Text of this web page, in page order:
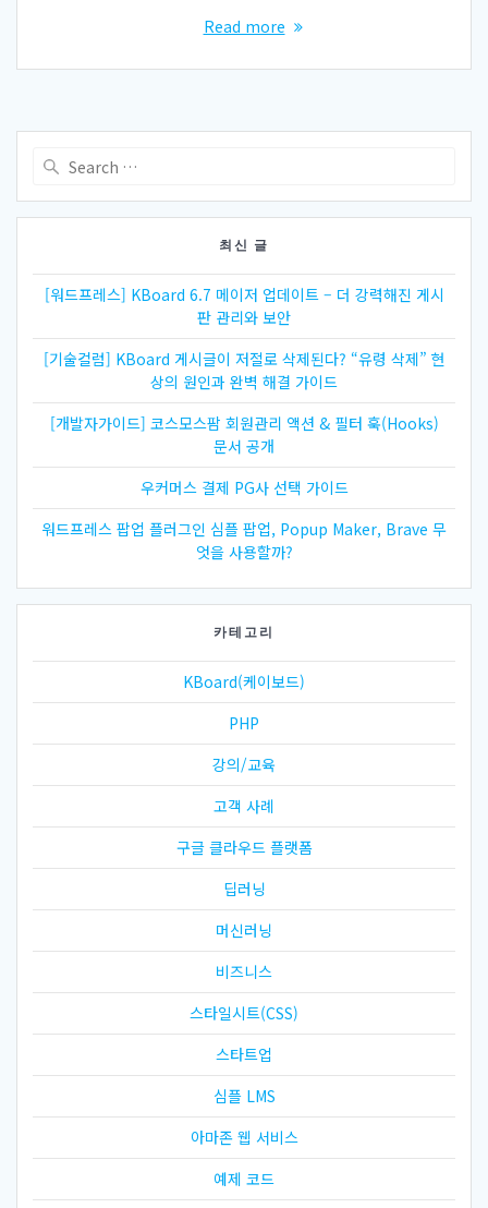
Read more
최신 글
[워드프레스] KBoard 6.7 메이저 업데이트 – 더 강력해진 게시
판 관리와 보안
[기술컬럼] KBoard 게시글이 저절로 삭제된다? “유령 삭제” 현
상의 원인과 완벽 해결 가이드
[개발자가이드] 코스모스팜 회원관리 액션 & 필터 훅(Hooks)
문서 공개
우커머스 결제 PG사 선택 가이드
워드프레스 팝업 플러그인 심플 팝업, Popup Maker, Brave 무
엇을 사용할까?
카테고리
KBoard(케이보드)
PHP
강의/교육
고객 사례
구글 클라우드 플랫폼
딥러닝
머신러닝
비즈니스
스타일시트(CSS)
스타트업
심플 LMS
아마존 웹 서비스
예제 코드